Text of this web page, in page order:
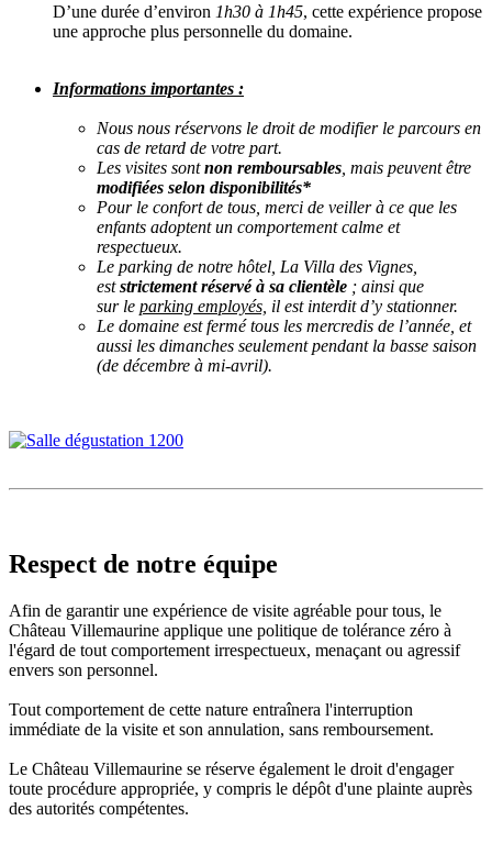
D’une durée d’environ 1h30 à 1h45, cette expérience propose
une approche plus personnelle du domaine.
Informations importantes :
Nous nous réservons le droit de modifier le parcours en
cas de retard de votre part.
Les visites sontnon remboursables , mais peuvent être
modifiées selon disponibilités*
Pour le confort de tous, merci de veiller à ce que les
enfants adoptent un comportement calme et
respectueux.
Le parking de notre hôtel, La Villa des Vignes,
eststrictement réservé à sa clientèle ; ainsi que
sur le parking employés, il est interdit d’y stationner.
Le domaine est fermé tous les mercredis de l’année, et
aussi les dimanches seulement pendant la basse saison
(de décembre à mi-avril).
Respect de notre équipe
Afin de garantir une expérience de visite agréable pour tous, le
Château Villemaurine applique une politique de tolérance zéro à
l'égard de tout comportement irrespectueux, menaçant ou agressif
envers son personnel.
Tout comportement de cette nature entraînera l'interruption
immédiate de la visite et son annulation, sans remboursement.
Le Château Villemaurine se réserve également le droit d'engager
toute procédure appropriée, y compris le dépôt d'une plainte auprès
des autorités compétentes.